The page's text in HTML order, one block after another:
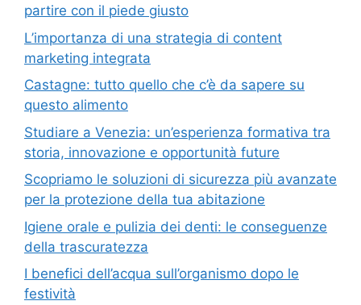
partire con il piede giusto
L’importanza di una strategia di content
marketing integrata
Castagne: tutto quello che c’è da sapere su
questo alimento
Studiare a Venezia: un’esperienza formativa tra
storia, innovazione e opportunità future
Scopriamo le soluzioni di sicurezza più avanzate
per la protezione della tua abitazione
Igiene orale e pulizia dei denti: le conseguenze
della trascuratezza
I benefici dell’acqua sull’organismo dopo le
festività